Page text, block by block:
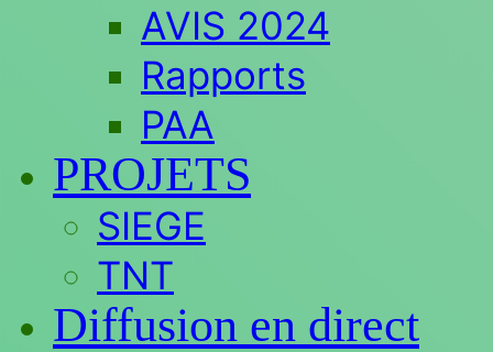
AVIS 2024
Rapports
PAA
PROJETS
SIEGE
TNT
Diffusion en direct